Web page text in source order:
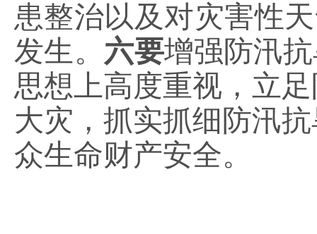
患整治以及对灾害性
发生。 六要增强防汛
思想上高度重视，立
大灾，抓实抓细防汛
众生命财产安全。